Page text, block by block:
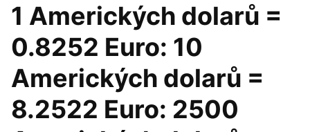
1 Amerických dolarů =
0.8252 Euro: 10
Amerických dolarů =
8.2522 Euro: 2500